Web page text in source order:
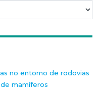
no entorno de rodovias
mamíferos